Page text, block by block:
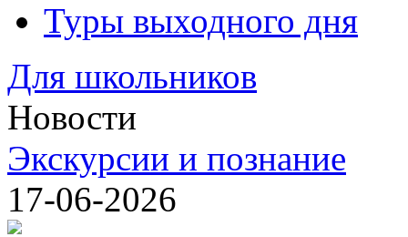
Туры выходного дня
Для школьников
Новости
Экскурсии и познание
17-06-2026